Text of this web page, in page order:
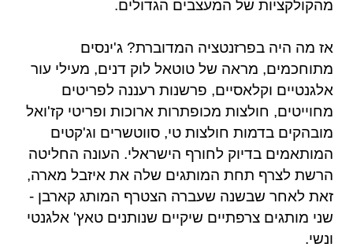
מהקולקציות של המעצבים הגדולים.
אז מה היה בפרזנטציה המדוברת? ג'ינסים
מתוחכמים, מראה של טוטאל לוק דנים, מעילי עור
אלגנטיים וקלאסיים, פרשנות רעננה לפריטים
מחוייטים, חולצות מכופתרות ארוכות ופריטי קז'ואל
מובהקים בדמות חולצות טי, סווטשרים וג'קטים
המותאמים בדיוק לחורף הישראלי. העונה החליטה
הרשת לצרף תחת המותגים שלה את איזבל מארה,
זאת לאחר שבשנה שעברה הצטרף המותג קארבן -
שני מותגים צרפתיים שיקיים שנותנים טאץ' אלגנטי
ונשי.